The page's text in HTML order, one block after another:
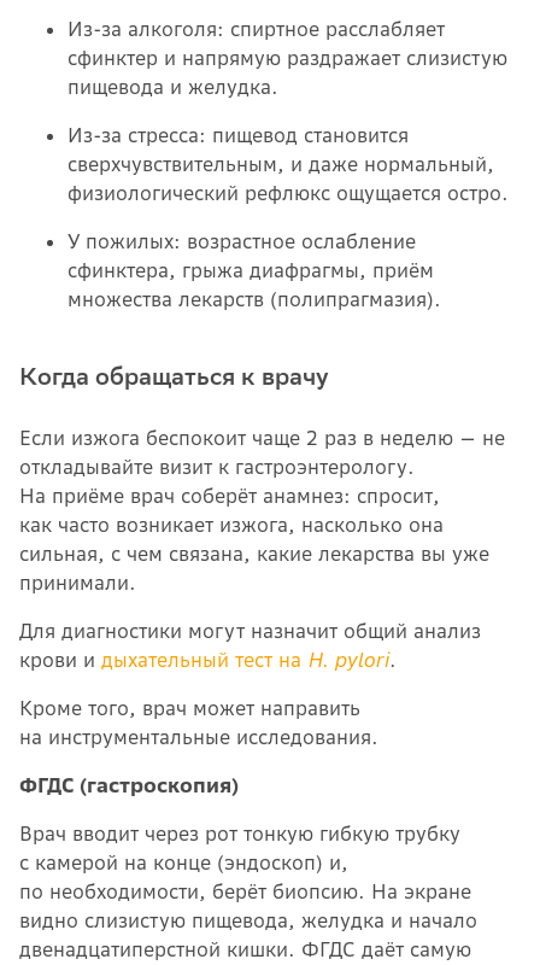
Из-за алкоголя: спиртное расслабляет
сфинктер и напрямую раздражает слизистую
пищевода и желудка.
Из-за стресса: пищевод становится
сверхчувствительным, и даже нормальный,
физиологический рефлюкс ощущается остро.
У пожилых: возрастное ослабление
сфинктера, грыжа диафрагмы, приём
множества лекарств (полипрагмазия).
Когда обращаться к врачу
Если изжога беспокоит чаще 2 раз в неделю — не
откладывайте визит к гастроэнтерологу.
На приёме врач соберёт анамнез: спросит,
как часто возникает изжога, насколько она
сильная, с чем связана, какие лекарства вы уже
принимали.
Для диагностики могут назначит общий анализ
крови и дыхательный тест на H. pylori.
Кроме того, врач может направить
на инструментальные исследования.
ФГДС (гастроскопия)
Врач вводит через рот тонкую гибкую трубку
с камерой на конце (эндоскоп) и,
по необходимости, берёт биопсию. На экране
видно слизистую пищевода, желудка и начало
двенадцатиперстной кишки. ФГДС даёт самую